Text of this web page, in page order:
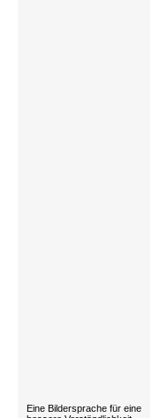
Eine Bildersprache für eine